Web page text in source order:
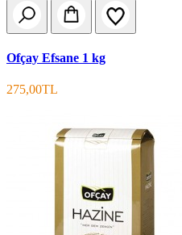
Ofçay Efsane 1 kg
275,00TL